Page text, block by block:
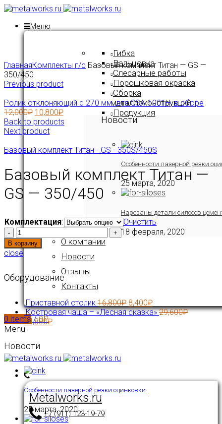
Меню
Гибка
Вальцовка
Слесарные работы
Порошковая окраска
Сборка
металлоконструкций
Продукция
Новости
Особенности лазерной резки
25 марта, 2020
Нарезаны детали силосов
18 февраля, 2020
О компании
Новости
Отзывы
Контакты
0 items / 0₽
Menu
Metalworks.ru
+7 (911) 123-19-79
ГлавнаяКомплекты г/с Базовый комплект Титан — GS —
350/450
Previous product
Ролик отклоняющий d 270 мм. для CSA-1001H, в сборе
12,000₽ 10,800₽
Back to products
Next product
Базовый комплект Титан - GS - 350S/450S
Базовый комплект Титан —
GS — 350/450
Комплектация:
Очистить
Количество
В корзину
close
Оборудование
Приставной столик 16,800₽ 8,400₽
Костровая чаша – «Лесная сказка» 29,600₽
14,800₽
Новости
Особенности лазерной резки оцинковки.
25 марта, 2020